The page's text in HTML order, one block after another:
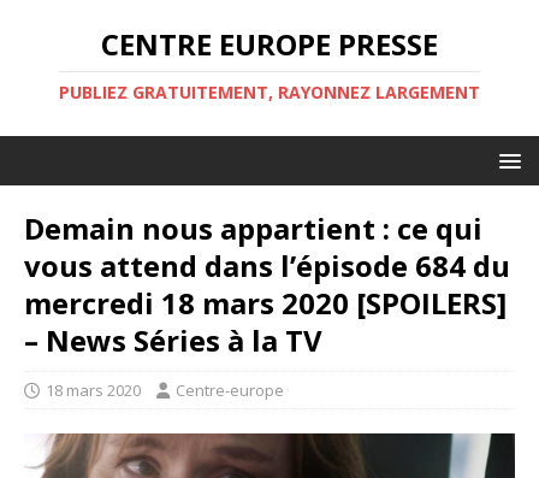
CENTRE EUROPE PRESSE
PUBLIEZ GRATUITEMENT, RAYONNEZ LARGEMENT
Demain nous appartient : ce qui
vous attend dans l’épisode 684 du
mercredi 18 mars 2020 [SPOILERS]
– News Séries à la TV
18 mars 2020 Centre-europe